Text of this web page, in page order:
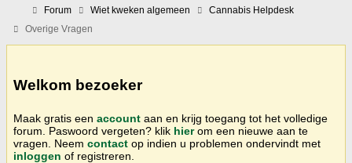
Forum Wiet kweken algemeen
Cannabis Helpdesk
Overige Vragen
Welkom bezoeker
Maak gratis een account aan en krijg toegang tot het volledige
forum. Paswoord vergeten? klik hierom een nieuwe aan te
vragen. Neem contact op indien u problemen ondervindt met
inloggen of registreren.